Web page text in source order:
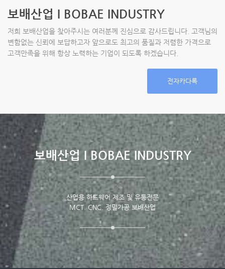
보배산업 I BOBAE INDUSTRY
저희 보배산업을 찾아주시는 여러분께 진심으로 감사드립니다. 고객님의
변함없는 신뢰에 보답하고자 앞으로도 최고의 품질과 저렴한 가격으로
고객만족을 위해 항상 노력하는 기업이 되도록 하겠습니다.
전자카다록
보배산업 I BOBAE INDUSTRY
산업용 하드웨어 제조 및 유통전문
MCT. CNC. 정밀가공 보배산업